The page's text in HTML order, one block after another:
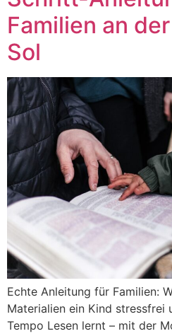
Familien an
Sol
Echte Anleitung für Familien:
Materialien ein Kind stressfrei
Tempo Lesen lernt – mit der